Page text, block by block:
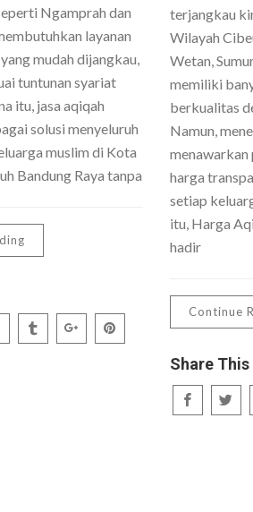
Ngamprah dan
layanan
mudah dijangkau,
tuntunan syariat
itu, jasa aqiqah
solusi menyeluruh
muslim di Kota
Bandung Raya tanpa
terjangkau
Wilayah
Wetan,
memiliki
berkualitas
Namun,
menawarkan
harga
setiap
itu, Harga
hadir
Continue
Share This